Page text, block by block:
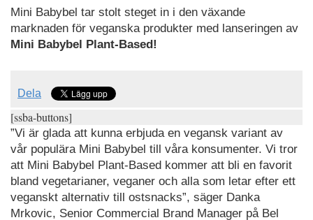
Mini Babybel tar stolt steget in i den växande
marknaden för veganska produkter med lanseringen av
Mini Babybel Plant-Based!
Dela
[ssba-buttons]
”Vi är glada att kunna erbjuda en vegansk variant av
vår populära Mini Babybel till våra konsumenter. Vi tror
att Mini Babybel Plant-Based kommer att bli en favorit
bland vegetarianer, veganer och alla som letar efter ett
veganskt alternativ till ostsnacks”, säger Danka
Mrkovic, Senior Commercial Brand Manager på Bel